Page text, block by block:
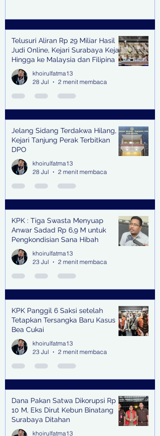
Telusuri Aliran Rp 29 Miliar Hasil
Judi Online, Kejari Surabaya Kejar
Hingga ke Malaysia dan Filipina
khoirulfatma13
28 Jul
2 menit membaca
Jelang Sidang Terdakwa Hilang,
Kejari Tanjung Perak Terbitkan
DPO
khoirulfatma13
28 Jul
2 menit membaca
KPK : Tiga Swasta Menyuap
Anwar Sadad Rp 6,9 M untuk
Pengkondisian Sana Hibah
khoirulfatma13
23 Jul
2 menit membaca
KPK Panggil 6 Saksi setelah
Tetapkan Tersangka Baru Kasus
Bea Cukai
khoirulfatma13
23 Jul
2 menit membaca
Dana Pakan Satwa Dikorupsi Rp
10 M, Eks Dirut Kebun Binatang
Surabaya Ditahan
khoirulfatma13